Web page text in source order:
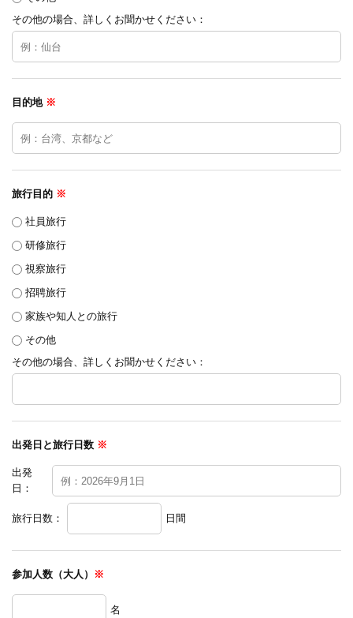
その他の場合、詳しくお聞かせください：
目的地 ※
旅行目的 ※
社員旅行
研修旅行
視察旅行
招聘旅行
家族や知人との旅行
その他
その他の場合、詳しくお聞かせください：
出発日と旅行日数 ※
出発
日：
旅行日数： 日間
参加人数（大人） ※
名